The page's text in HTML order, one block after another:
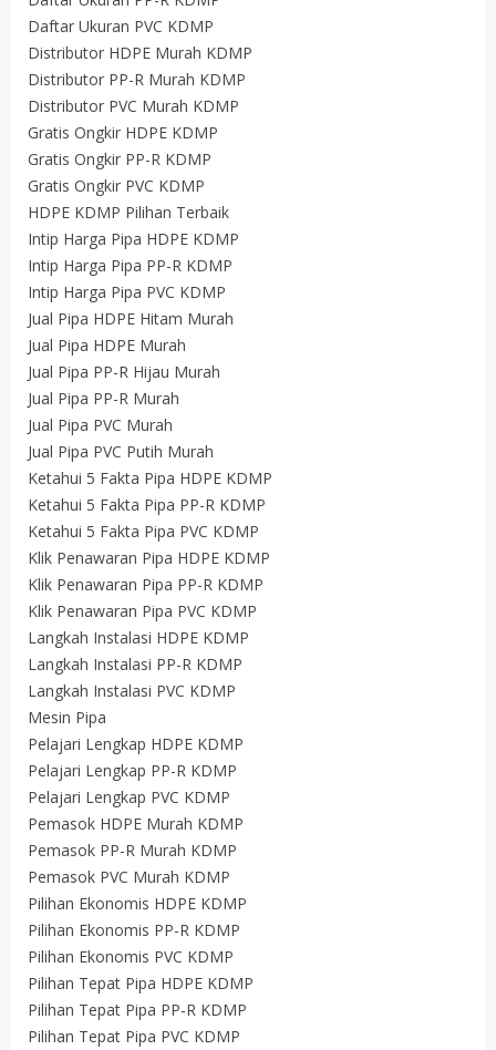
Daftar Ukuran PVC KDMP
Distributor HDPE Murah KDMP
Distributor PP-R Murah KDMP
Distributor PVC Murah KDMP
Gratis Ongkir HDPE KDMP
Gratis Ongkir PP-R KDMP
Gratis Ongkir PVC KDMP
HDPE KDMP Pilihan Terbaik
Intip Harga Pipa HDPE KDMP
Intip Harga Pipa PP-R KDMP
Intip Harga Pipa PVC KDMP
Jual Pipa HDPE Hitam Murah
Jual Pipa HDPE Murah
Jual Pipa PP-R Hijau Murah
Jual Pipa PP-R Murah
Jual Pipa PVC Murah
Jual Pipa PVC Putih Murah
Ketahui 5 Fakta Pipa HDPE KDMP
Ketahui 5 Fakta Pipa PP-R KDMP
Ketahui 5 Fakta Pipa PVC KDMP
Klik Penawaran Pipa HDPE KDMP
Klik Penawaran Pipa PP-R KDMP
Klik Penawaran Pipa PVC KDMP
Langkah Instalasi HDPE KDMP
Langkah Instalasi PP-R KDMP
Langkah Instalasi PVC KDMP
Mesin Pipa
Pelajari Lengkap HDPE KDMP
Pelajari Lengkap PP-R KDMP
Pelajari Lengkap PVC KDMP
Pemasok HDPE Murah KDMP
Pemasok PP-R Murah KDMP
Pemasok PVC Murah KDMP
Pilihan Ekonomis HDPE KDMP
Pilihan Ekonomis PP-R KDMP
Pilihan Ekonomis PVC KDMP
Pilihan Tepat Pipa HDPE KDMP
Pilihan Tepat Pipa PP-R KDMP
Pilihan Tepat Pipa PVC KDMP